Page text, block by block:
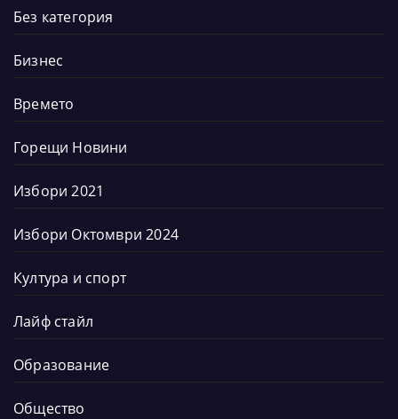
Без категория
Бизнес
Времето
Горещи Новини
Избори 2021
Избори Октомври 2024
Култура и спорт
Лайф стайл
Образование
Общество